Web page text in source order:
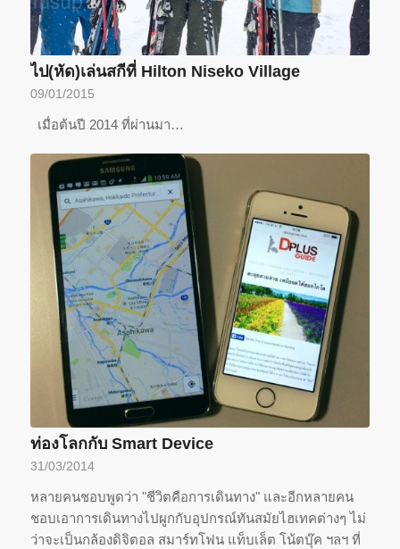
ไป(หัด)เล่นสกีที่ Hilton Niseko Village
09/01/2015
เมื่อต้นปี 2014 ที่ผ่านมา…
ท่องโลกกับ Smart Device
31/03/2014
หลายคนชอบพูดว่า "ชีวิตคือการเดินทาง" และอีกหลายคน
ชอบเอาการเดินทางไปผูกกับอุปกรณ์ทันสมัยไฮเทคต่างๆ ไม่
ว่าจะเป็นกล้องดิจิตอล สมาร์ทโฟน แท็บเล็ต โน้ตบุ๊ค ฯลฯ ที่